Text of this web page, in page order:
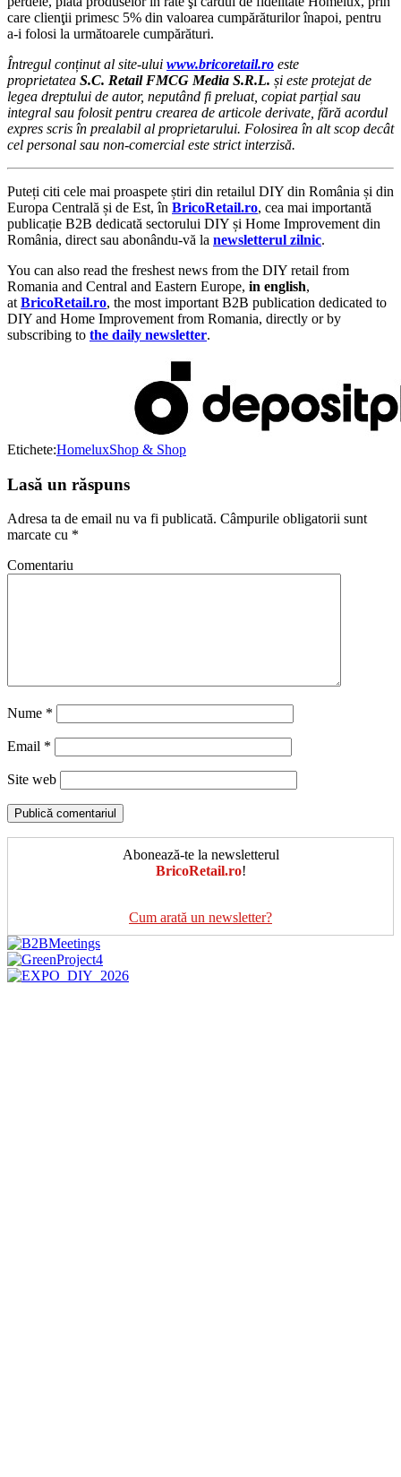
care clienţii primesc 5% din valoarea cumpărăturilor înapoi, pentru
a-i folosi la următoarele cumpărături.
Întregul conținut al site-ului www.bricoretail.ro este
proprietatea S.C. Retail FMCG Media S.R.L. și este protejat de
legea dreptului de autor, neputând fi preluat, copiat parțial sau
integral sau folosit pentru crearea de articole derivate, fără acordul
expres scris în prealabil al proprietarului. Folosirea în alt scop decât
cel personal sau non-comercial este strict interzisă.
Puteți citi cele mai proaspete știri din retailul DIY din România și din
Europa Centrală și de Est, în BricoRetail.ro, cea mai importantă
publicație B2B dedicată sectorului DIY și Home Improvement din
România, direct sau abonându-vă la newsletterul zilnic.
You can also read the freshest news from the DIY retail from
Romania and Central and Eastern Europe, in english,
at BricoRetail.ro, the most important B2B publication dedicated to
DIY and Home Improvement from Romania, directly or by
subscribing to the daily newsletter.
Etichete:HomeluxShop & Shop
Lasă un răspuns
Adresa ta de email nu va fi publicată. Câmpurile obligatorii sunt
marcate cu *
Comentariu
Nume *
Email *
Site web
Abonează-te la newsletterul
BricoRetail.ro!
Cum arată un newsletter?